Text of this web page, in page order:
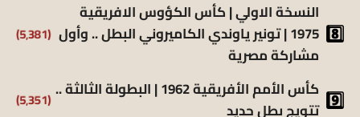
النسخة الاولي | كأس الكؤوس الافريقية
1975 | تونير ياوندي الكاميروني البطل .. وأول
مشاركة مصرية
(5٬381)
كأس الأمم الأفريقية 1962 | البطولة الثالثة ..
تتويج بطل جديد
(5٬351)